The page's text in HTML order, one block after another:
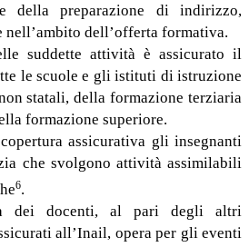
della preparazione di indirizzo,
dell’offerta formativa.
suddette attività è assicurato il
le scuole e gli istituti di istruzione
statali, della formazione terziaria
formazione superiore.
assicurativa gli insegnanti
che svolgono attività assimilabili
6.
dei docenti, al pari degli altri
all’Inail, opera per gli eventi